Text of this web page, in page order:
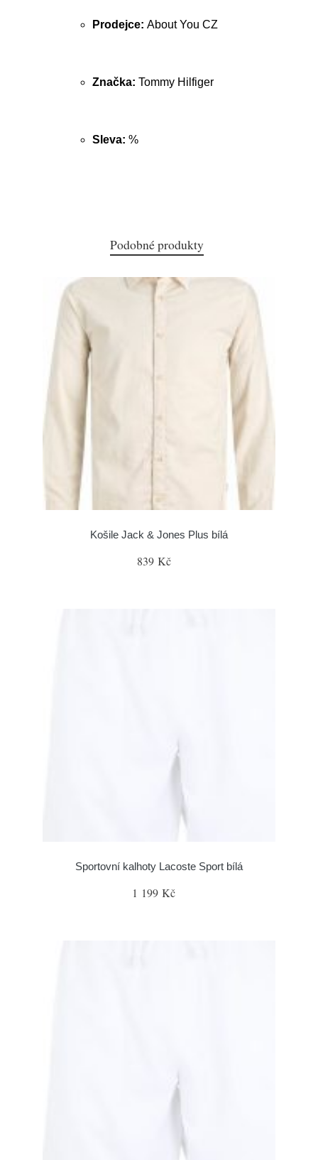
Prodejce: About You CZ
Značka: Tommy Hilfiger
Sleva: %
Podobné produkty
Košile Jack & Jones Plus bílá
839 Kč
Sportovní kalhoty Lacoste Sport bílá
1 199 Kč